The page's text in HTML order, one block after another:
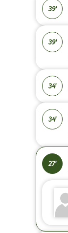
39'
39'
34'
34'
27'